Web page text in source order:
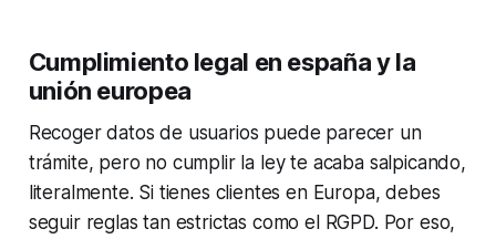
Cumplimiento legal en españa y la
unión europea
Recoger datos de usuarios puede parecer un
trámite, pero no cumplir la ley te acaba salpicando,
literalmente. Si tienes clientes en Europa, debes
seguir reglas tan estrictas como el RGPD. Por eso,